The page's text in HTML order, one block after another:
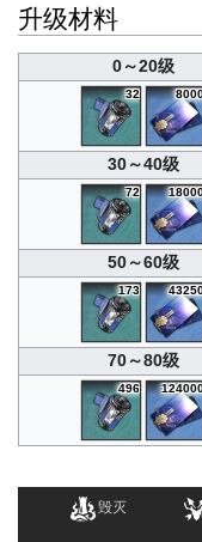
升级材料
0～20级
32
30～40级
72
50～60级
173
70～80级
496
毁灭